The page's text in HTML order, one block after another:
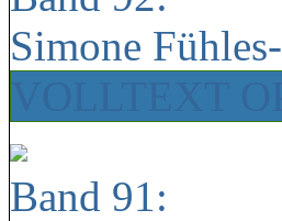
Simone
Band 91: